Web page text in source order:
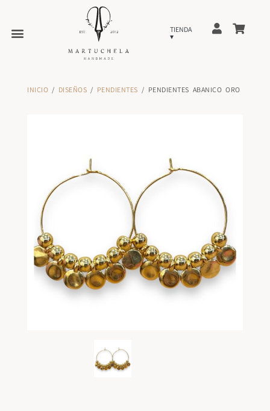
INICIO / DISEÑOS / PENDIENTES / PENDIENTES ABANICO ORO